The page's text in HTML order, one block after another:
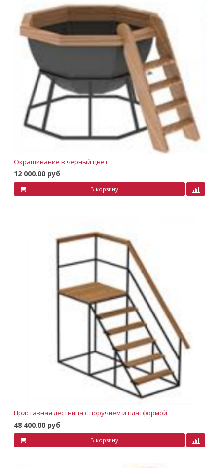
Окрашивание в черный цвет
12 000.00 руб
В корзину
Приставная лестница с поручнем и платформой
48 400.00 руб
В корзину